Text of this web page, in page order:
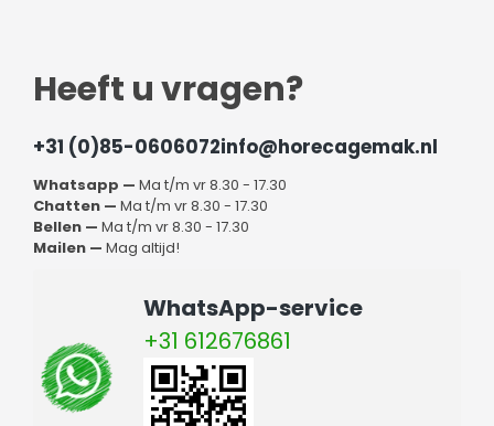
Heeft u vragen?
+31 (0)85-0606072info@horecagemak.nl
Whatsapp — Ma t/m vr 8.30 - 17.30
Chatten — Ma t/m vr 8.30 - 17.30
Bellen — Ma t/m vr 8.30 - 17.30
Mailen — Mag altijd!
WhatsApp-service
+31 612676861